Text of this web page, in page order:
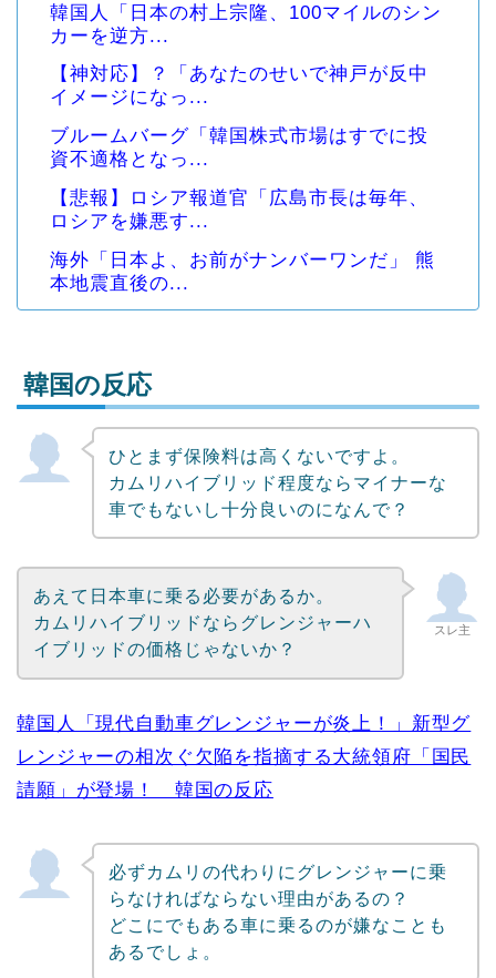
韓国人「日本の村上宗隆、100マイルのシン
カーを逆方...
【神対応】？「あなたのせいで神戸が反中
イメージになっ...
ブルームバーグ「韓国株式市場はすでに投
資不適格となっ...
【悲報】ロシア報道官「広島市長は毎年、
ロシアを嫌悪す...
海外「日本よ、お前がナンバーワンだ」 熊
本地震直後の...
Powered by livedoor 相互RSS
韓国の反応
ひとまず保険料は高くないですよ。
カムリハイブリッド程度ならマイナーな
車でもないし十分良いのになんで？
スレ主
あえて日本車に乗る必要があるか。
カムリハイブリッドならグレンジャーハ
イブリッドの価格じゃないか？
韓国人「現代自動車グレンジャーが炎上！」新型グ
レンジャーの相次ぐ欠陥を指摘する大統領府「国民
請願」が登場！ 韓国の反応
必ずカムリの代わりにグレンジャーに乗
らなければならない理由があるの？
どこにでもある車に乗るのが嫌なことも
あるでしょ。